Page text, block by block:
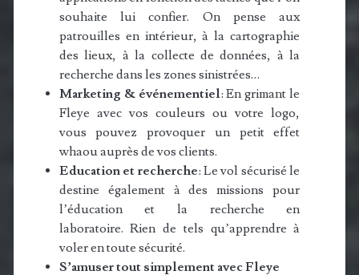
souhaite lui confier. On pense aux
patrouilles en intérieur, à la cartographie
des lieux, à la collecte de données, à la
recherche dans les zones sinistrées…
Marketing & événementiel: En grimant le
Fleye avec vos couleurs ou votre logo,
vous pouvez provoquer un petit effet
whaou auprès de vos clients.
Education et recherche: Le vol sécurisé le
destine également à des missions pour
l’éducation et la recherche en
laboratoire. Rien de tels qu’apprendre à
voler en toute sécurité.
S’amuser tout simplement avec Fleye